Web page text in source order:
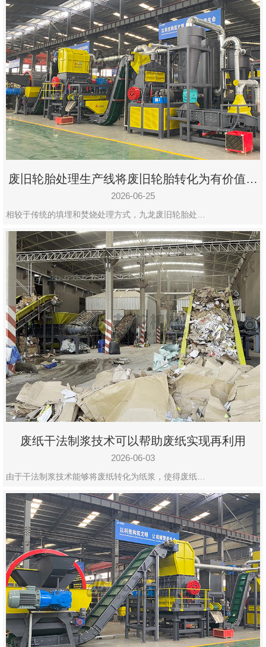
废旧轮胎处理生产线将废旧轮胎转化为有价值的
资源
2026-06-25
相较于传统的填埋和焚烧处理方式，九龙废旧轮胎处…
废纸干法制浆技术可以帮助废纸实现再利用
2026-06-03
由于干法制浆技术能够将废纸转化为纸浆，使得废纸…